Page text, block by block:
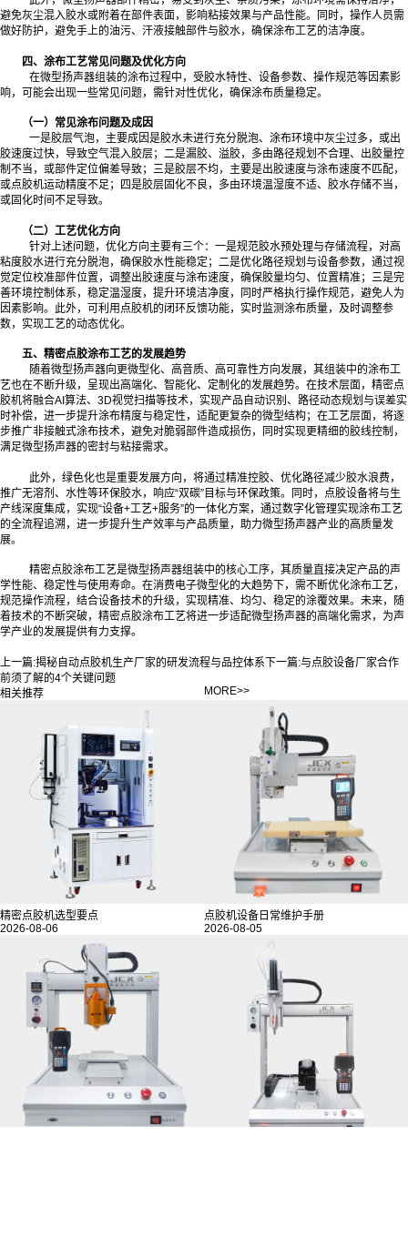
避免灰尘混入胶水或附着在部件表面，影响粘接效果与产品性能。同时，操作人员需
做好防护，避免手上的油污、汗液接触部件与胶水，确保涂布工艺的洁净度。
四、涂布工艺常见问题及优化方向
在微型扬声器组装的涂布过程中，受胶水特性、设备参数、操作规范等因素影
响，可能会出现一些常见问题，需针对性优化，确保涂布质量稳定。
（一）常见涂布问题及成因
一是胶层气泡，主要成因是胶水未进行充分脱泡、涂布环境中灰尘过多，或出
胶速度过快，导致空气混入胶层；二是漏胶、溢胶，多由路径规划不合理、出胶量控
制不当，或部件定位偏差导致；三是胶层不均，主要是出胶速度与涂布速度不匹配，
或点胶机运动精度不足；四是胶层固化不良，多由环境温湿度不适、胶水存储不当，
或固化时间不足导致。
（二）工艺优化方向
针对上述问题，优化方向主要有三个：一是规范胶水预处理与存储流程，对高
粘度胶水进行充分脱泡，确保胶水性能稳定；二是优化路径规划与设备参数，通过视
觉定位校准部件位置，调整出胶速度与涂布速度，确保胶量均匀、位置精准；三是完
善环境控制体系，稳定温湿度，提升环境洁净度，同时严格执行操作规范，避免人为
因素影响。此外，可利用点胶机的闭环反馈功能，实时监测涂布质量，及时调整参
数，实现工艺的动态优化。
五、精密点胶涂布工艺的发展趋势
随着微型扬声器向更微型化、高音质、高可靠性方向发展，其组装中的涂布工
艺也在不断升级，呈现出高端化、智能化、定制化的发展趋势。在技术层面，精密点
胶机将融合AI算法、3D视觉扫描等技术，实现产品自动识别、路径动态规划与误差实
时补偿，进一步提升涂布精度与稳定性，适配更复杂的微型结构；在工艺层面，将逐
步推广非接触式涂布技术，避免对脆弱部件造成损伤，同时实现更精细的胶线控制，
满足微型扬声器的密封与粘接需求。
此外，绿色化也是重要发展方向，将通过精准控胶、优化路径减少胶水浪费，
推广无溶剂、水性等环保胶水，响应“双碳”目标与环保政策。同时，点胶设备将与生
产线深度集成，实现“设备+工艺+服务”的一体化方案，通过数字化管理实现涂布工艺
的全流程追溯，进一步提升生产效率与产品质量，助力微型扬声器产业的高质量发
展。
精密点胶涂布工艺是微型扬声器组装中的核心工序，其质量直接决定产品的声
学性能、稳定性与使用寿命。在消费电子微型化的大趋势下，需不断优化涂布工艺，
规范操作流程，结合设备技术的升级，实现精准、均匀、稳定的涂覆效果。未来，随
着技术的不断突破，精密点胶涂布工艺将进一步适配微型扬声器的高端化需求，为声
学产业的发展提供有力支撑。
上一篇:揭秘自动点胶机生产厂家的研发流程与品控体系下一篇:与点胶设备厂家合作
前须了解的4个关键问题
相关推荐
MORE>>
精密点胶机选型要点
2026-08-06
点胶机设备日常维护手册
2026-08-05